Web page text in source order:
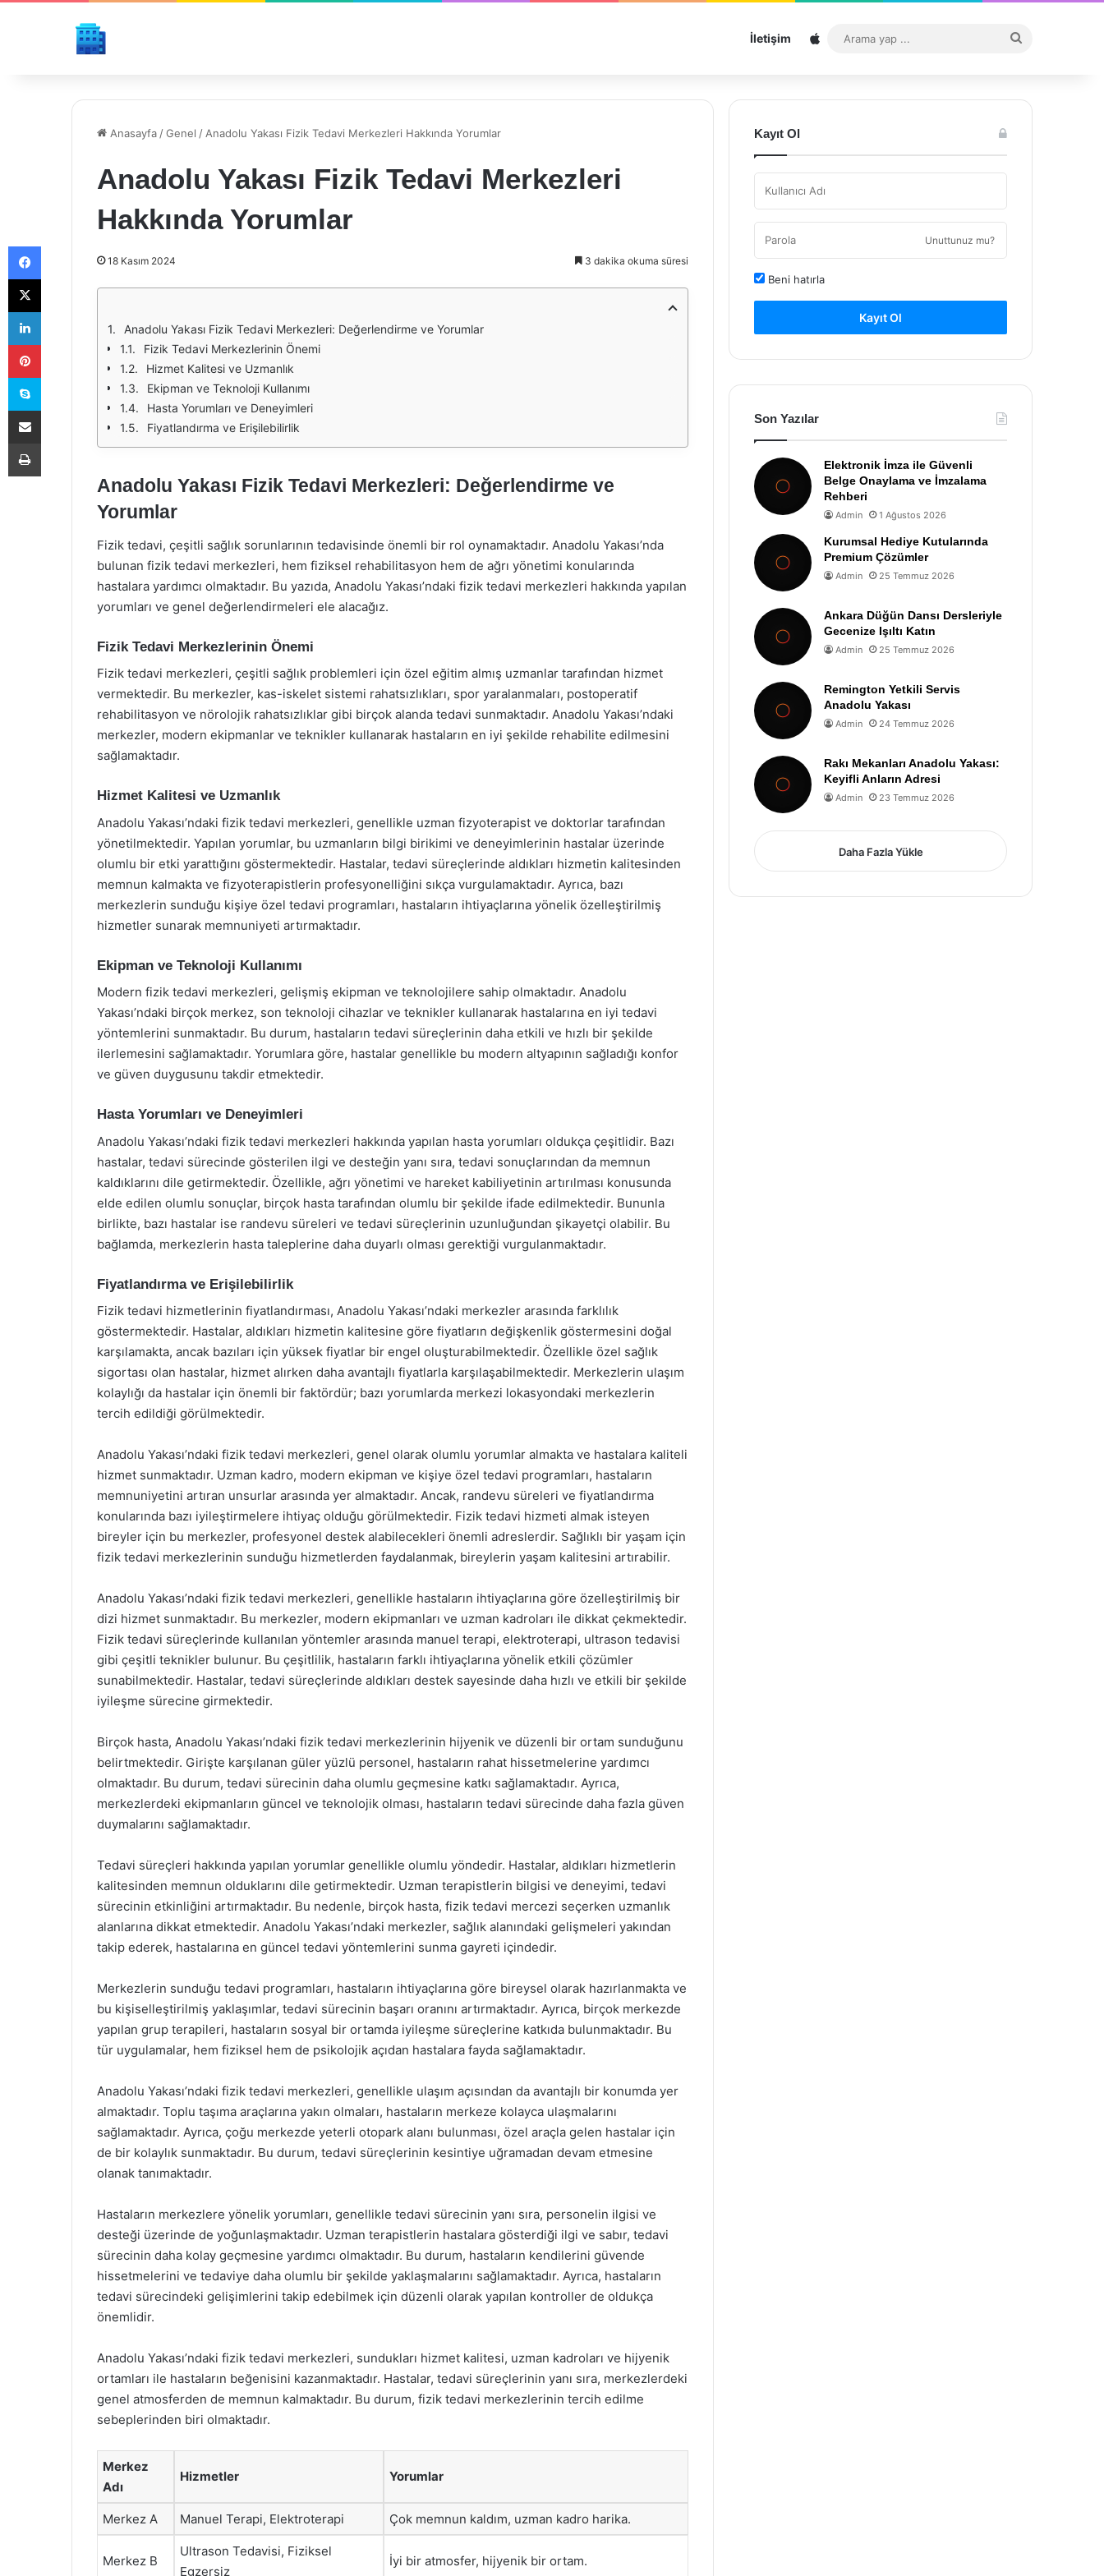
İletişim Sitemap
...
Anasayfa /Genel / Anadolu Yakası Fizik Tedavi Merkezleri Hakkında Yorumlar
Anadolu Yakası Fizik Tedavi Merkezleri
Hakkında Yorumlar
18 Kasım 2024 3 dakika okuma süresi
Anadolu Yakası Fizik Tedavi Merkezleri: Değerlendirme ve Yorumlar
Fizik Tedavi Merkezlerinin Önemi
Hizmet Kalitesi ve Uzmanlık
Ekipman ve Teknoloji Kullanımı
Hasta Yorumları ve Deneyimleri
Fiyatlandırma ve Erişilebilirlik
Anadolu Yakası Fizik Tedavi Merkezleri: Değerlendirme ve
Yorumlar
Fizik tedavi, çeşitli sağlık sorunlarının tedavisinde önemli bir rol oynamaktadır. Anadolu Yakası’nda
bulunan fizik tedavi merkezleri, hem fiziksel rehabilitasyon hem de ağrı yönetimi konularında
hastalara yardımcı olmaktadır. Bu yazıda, Anadolu Yakası’ndaki fizik tedavi merkezleri hakkında yapılan
yorumları ve genel değerlendirmeleri ele alacağız.
Fizik Tedavi Merkezlerinin Önemi
Fizik tedavi merkezleri, çeşitli sağlık problemleri için özel eğitim almış uzmanlar tarafından hizmet
vermektedir. Bu merkezler, kas-iskelet sistemi rahatsızlıkları, spor yaralanmaları, postoperatif
rehabilitasyon ve nörolojik rahatsızlıklar gibi birçok alanda tedavi sunmaktadır. Anadolu Yakası’ndaki
merkezler, modern ekipmanlar ve teknikler kullanarak hastaların en iyi şekilde rehabilite edilmesini
sağlamaktadır.
Hizmet Kalitesi ve Uzmanlık
Anadolu Yakası’ndaki fizik tedavi merkezleri, genellikle uzman fizyoterapist ve doktorlar tarafından
yönetilmektedir. Yapılan yorumlar, bu uzmanların bilgi birikimi ve deneyimlerinin hastalar üzerinde
olumlu bir etki yarattığını göstermektedir. Hastalar, tedavi süreçlerinde aldıkları hizmetin kalitesinden
memnun kalmakta ve fizyoterapistlerin profesyonelliğini sıkça vurgulamaktadır. Ayrıca, bazı
merkezlerin sunduğu kişiye özel tedavi programları, hastaların ihtiyaçlarına yönelik özelleştirilmiş
hizmetler sunarak memnuniyeti artırmaktadır.
Ekipman ve Teknoloji Kullanımı
Modern fizik tedavi merkezleri, gelişmiş ekipman ve teknolojilere sahip olmaktadır. Anadolu
Yakası’ndaki birçok merkez, son teknoloji cihazlar ve teknikler kullanarak hastalarına en iyi tedavi
yöntemlerini sunmaktadır. Bu durum, hastaların tedavi süreçlerinin daha etkili ve hızlı bir şekilde
ilerlemesini sağlamaktadır. Yorumlara göre, hastalar genellikle bu modern altyapının sağladığı konfor
ve güven duygusunu takdir etmektedir.
Hasta Yorumları ve Deneyimleri
Anadolu Yakası’ndaki fizik tedavi merkezleri hakkında yapılan hasta yorumları oldukça çeşitlidir. Bazı
hastalar, tedavi sürecinde gösterilen ilgi ve desteğin yanı sıra, tedavi sonuçlarından da memnun
kaldıklarını dile getirmektedir. Özellikle, ağrı yönetimi ve hareket kabiliyetinin artırılması konusunda
elde edilen olumlu sonuçlar, birçok hasta tarafından olumlu bir şekilde ifade edilmektedir. Bununla
birlikte, bazı hastalar ise randevu süreleri ve tedavi süreçlerinin uzunluğundan şikayetçi olabilir. Bu
bağlamda, merkezlerin hasta taleplerine daha duyarlı olması gerektiği vurgulanmaktadır.
Fiyatlandırma ve Erişilebilirlik
Fizik tedavi hizmetlerinin fiyatlandırması, Anadolu Yakası’ndaki merkezler arasında farklılık
göstermektedir. Hastalar, aldıkları hizmetin kalitesine göre fiyatların değişkenlik göstermesini doğal
karşılamakta, ancak bazıları için yüksek fiyatlar bir engel oluşturabilmektedir. Özellikle özel sağlık
sigortası olan hastalar, hizmet alırken daha avantajlı fiyatlarla karşılaşabilmektedir. Merkezlerin ulaşım
kolaylığı da hastalar için önemli bir faktördür; bazı yorumlarda merkezi lokasyondaki merkezlerin
tercih edildiği görülmektedir.
Anadolu Yakası’ndaki fizik tedavi merkezleri, genel olarak olumlu yorumlar almakta ve hastalara kaliteli
hizmet sunmaktadır. Uzman kadro, modern ekipman ve kişiye özel tedavi programları, hastaların
memnuniyetini artıran unsurlar arasında yer almaktadır. Ancak, randevu süreleri ve fiyatlandırma
konularında bazı iyileştirmelere ihtiyaç olduğu görülmektedir. Fizik tedavi hizmeti almak isteyen
bireyler için bu merkezler, profesyonel destek alabilecekleri önemli adreslerdir. Sağlıklı bir yaşam için
fizik tedavi merkezlerinin sunduğu hizmetlerden faydalanmak, bireylerin yaşam kalitesini artırabilir.
Anadolu Yakası’ndaki fizik tedavi merkezleri, genellikle hastaların ihtiyaçlarına göre özelleştirilmiş bir
dizi hizmet sunmaktadır. Bu merkezler, modern ekipmanları ve uzman kadroları ile dikkat çekmektedir.
Fizik tedavi süreçlerinde kullanılan yöntemler arasında manuel terapi, elektroterapi, ultrason tedavisi
gibi çeşitli teknikler bulunur. Bu çeşitlilik, hastaların farklı ihtiyaçlarına yönelik etkili çözümler
sunabilmektedir. Hastalar, tedavi süreçlerinde aldıkları destek sayesinde daha hızlı ve etkili bir şekilde
iyileşme sürecine girmektedir.
Birçok hasta, Anadolu Yakası’ndaki fizik tedavi merkezlerinin hijyenik ve düzenli bir ortam sunduğunu
belirtmektedir. Girişte karşılanan güler yüzlü personel, hastaların rahat hissetmelerine yardımcı
olmaktadır. Bu durum, tedavi sürecinin daha olumlu geçmesine katkı sağlamaktadır. Ayrıca,
merkezlerdeki ekipmanların güncel ve teknolojik olması, hastaların tedavi sürecinde daha fazla güven
duymalarını sağlamaktadır.
Tedavi süreçleri hakkında yapılan yorumlar genellikle olumlu yöndedir. Hastalar, aldıkları hizmetlerin
kalitesinden memnun olduklarını dile getirmektedir. Uzman terapistlerin bilgisi ve deneyimi, tedavi
sürecinin etkinliğini artırmaktadır. Bu nedenle, birçok hasta, fizik tedavi mercezi seçerken uzmanlık
alanlarına dikkat etmektedir. Anadolu Yakası’ndaki merkezler, sağlık alanındaki gelişmeleri yakından
takip ederek, hastalarına en güncel tedavi yöntemlerini sunma gayreti içindedir.
Merkezlerin sunduğu tedavi programları, hastaların ihtiyaçlarına göre bireysel olarak hazırlanmakta ve
bu kişiselleştirilmiş yaklaşımlar, tedavi sürecinin başarı oranını artırmaktadır. Ayrıca, birçok merkezde
yapılan grup terapileri, hastaların sosyal bir ortamda iyileşme süreçlerine katkıda bulunmaktadır. Bu
tür uygulamalar, hem fiziksel hem de psikolojik açıdan hastalara fayda sağlamaktadır.
Anadolu Yakası’ndaki fizik tedavi merkezleri, genellikle ulaşım açısından da avantajlı bir konumda yer
almaktadır. Toplu taşıma araçlarına yakın olmaları, hastaların merkeze kolayca ulaşmalarını
sağlamaktadır. Ayrıca, çoğu merkezde yeterli otopark alanı bulunması, özel araçla gelen hastalar için
de bir kolaylık sunmaktadır. Bu durum, tedavi süreçlerinin kesintiye uğramadan devam etmesine
olanak tanımaktadır.
Hastaların merkezlere yönelik yorumları, genellikle tedavi sürecinin yanı sıra, personelin ilgisi ve
desteği üzerinde de yoğunlaşmaktadır. Uzman terapistlerin hastalara gösterdiği ilgi ve sabır, tedavi
sürecinin daha kolay geçmesine yardımcı olmaktadır. Bu durum, hastaların kendilerini güvende
hissetmelerini ve tedaviye daha olumlu bir şekilde yaklaşmalarını sağlamaktadır. Ayrıca, hastaların
tedavi sürecindeki gelişimlerini takip edebilmek için düzenli olarak yapılan kontroller de oldukça
önemlidir.
Anadolu Yakası’ndaki fizik tedavi merkezleri, sundukları hizmet kalitesi, uzman kadroları ve hijyenik
ortamları ile hastaların beğenisini kazanmaktadır. Hastalar, tedavi süreçlerinin yanı sıra, merkezlerdeki
genel atmosferden de memnun kalmaktadır. Bu durum, fizik tedavi merkezlerinin tercih edilme
sebeplerinden biri olmaktadır.
Merkez
Adı
Hizmetler Yorumlar
Merkez A Manuel Terapi, Elektroterapi Çok memnun kaldım, uzman kadro harika.
Merkez B
Ultrason Tedavisi, Fiziksel
Egzersiz
İyi bir atmosfer, hijyenik bir ortam.
Kayıt Ol
Unuttunuz mu?
Beni hatırla
Kayıt Ol
Son Yazılar
Elektronik İmza ile Güvenli
Belge Onaylama ve İmzalama
Rehberi
Admin 1 Ağustos 2026
Kurumsal Hediye Kutularında
Premium Çözümler
Admin 25 Temmuz 2026
Ankara Düğün Dansı Dersleriyle
Gecenize Işıltı Katın
Admin 25 Temmuz 2026
Remington Yetkili Servis
Anadolu Yakası
Admin 24 Temmuz 2026
Rakı Mekanları Anadolu Yakası:
Keyifli Anların Adresi
Admin 23 Temmuz 2026
Daha Fazla Yükle
Facebook
X
LinkedIn
Pinterest
Skype
E-Posta ile paylaş